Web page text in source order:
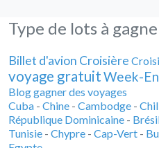
Type de lots à
Billet d'avion Croisière
voyage gratuitWeek-
Blog gagner des voyages
Cuba - Chine - Cambodge -
République Dominicaine -
Tunisie - Chypre - Cap-Vert -